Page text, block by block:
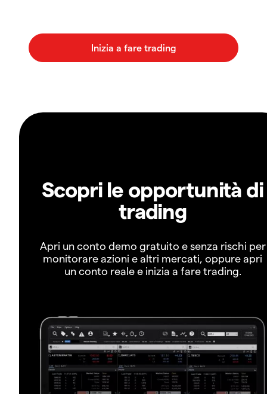
Scopri le opportunità di
trading
Apri un conto demo gratuito e senza rischi per
monitorare azioni e altri mercati, oppure apri
un conto reale e inizia a fare trading.